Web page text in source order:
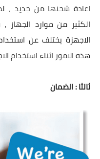
اعادة شحنها من جديد ،
الكثير من موارد الجهاز
الاجهزة يختلف عن
هذه الامور اثناء استخدام
ثالثا : الضمان